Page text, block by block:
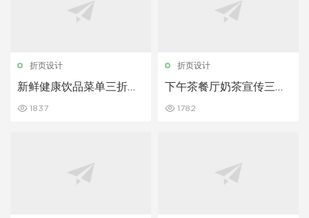
折页设计
新鲜健康饮品菜单三折页
1837
折页设计
下午茶餐厅奶茶宣传三折
1782